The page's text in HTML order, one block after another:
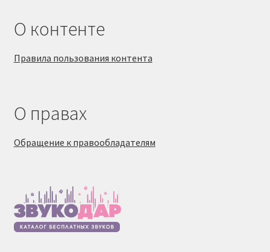
О контенте
Правила пользования контента
О правах
Обращение к правообладателям